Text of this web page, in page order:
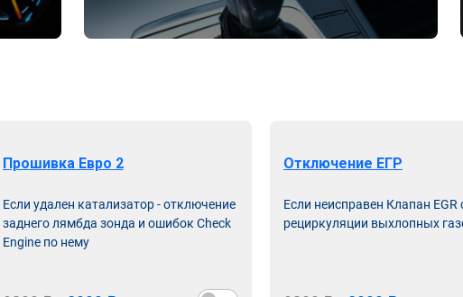
Прошивка Евро 2
Если удален катализатор - отключение
заднего лямбда зонда и ошибок Check
Engine по нему
Отключение ЕГР
Если неисправен Клапан EGR
рециркуляции выхлопных